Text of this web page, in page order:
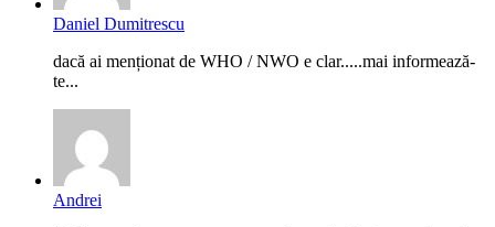
Daniel Dumitrescu
dacă ai menționat de WHO / NWO e clar.....mai informează-
te...
Andrei